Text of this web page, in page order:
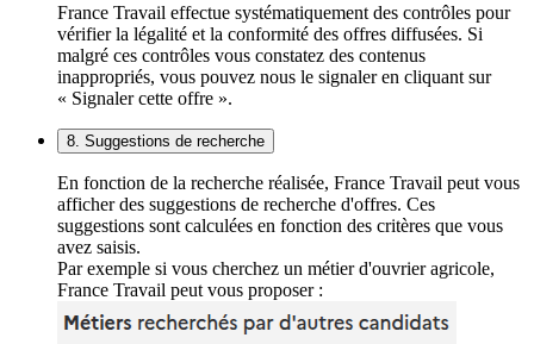
France Travail effectue systématiquement des contrôles pour
vérifier la légalité et la conformité des offres diffusées. Si
malgré ces contrôles vous constatez des contenus
inappropriés, vous pouvez nous le signaler en cliquant sur
« Signaler cette offre ».
8. Suggestions de recherche
En fonction de la recherche réalisée, France Travail peut vous
afficher des suggestions de recherche d'offres. Ces
suggestions sont calculées en fonction des critères que vous
avez saisis.
Par exemple si vous cherchez un métier d'ouvrier agricole,
France Travail peut vous proposer :